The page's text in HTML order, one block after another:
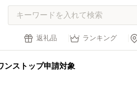
返礼品 ランキング
ンストップ申請対象